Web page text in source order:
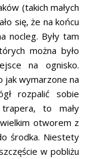
(takich małych
się, że na końcu
nocleg. Były tam
można było
na ognisko.
jak wymarzone na
rozpalić sobie
to mały
otworem z
środka. Niestety
w pobliżu